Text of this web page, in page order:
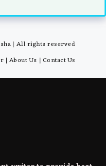
| All rights reserved
| About Us | Contact Us